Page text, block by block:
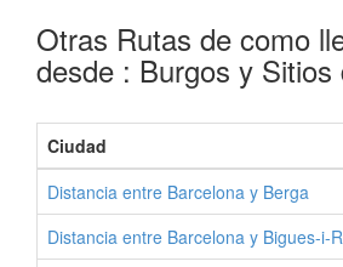
Otras Rutas de como
desde : Burgos y Sitios
Ciudad
Distancia entre Barcelona y Berga
Distancia entre Barcelona y Bigues-i-